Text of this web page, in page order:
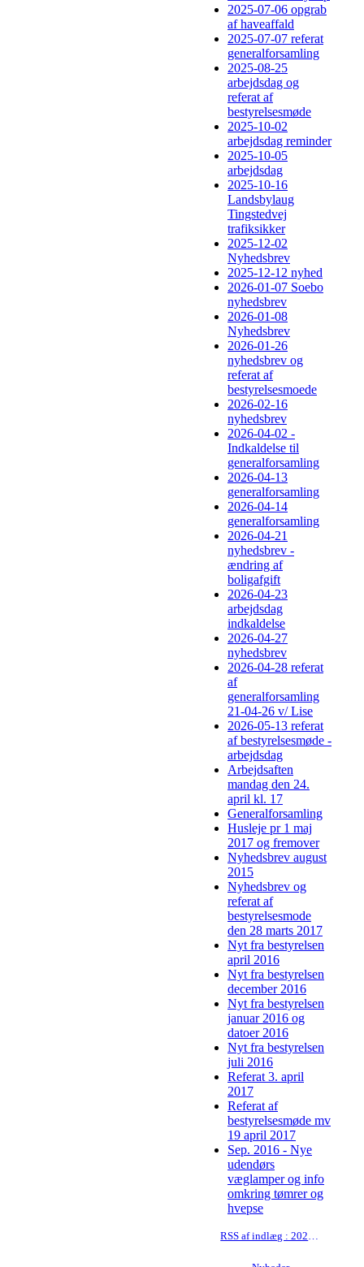
2025-07-06 opgrab
af haveaffald
2025-07-07 referat
generalforsamling
2025-08-25
arbejdsdag og
referat af
bestyrelsesmøde
2025-10-02
arbejdsdag reminder
2025-10-05
arbejdsdag
2025-10-16
Landsbylaug
Tingstedvej
trafiksikker
2025-12-02
Nyhedsbrev
2025-12-12 nyhed
2026-01-07 Soebo
nyhedsbrev
2026-01-08
Nyhedsbrev
2026-01-26
nyhedsbrev og
referat af
bestyrelsesmoede
2026-02-16
nyhedsbrev
2026-04-02 -
Indkaldelse til
generalforsamling
2026-04-13
generalforsamling
2026-04-14
generalforsamling
2026-04-21
nyhedsbrev -
ændring af
boligafgift
2026-04-23
arbejdsdag
indkaldelse
2026-04-27
nyhedsbrev
2026-04-28 referat
af
generalforsamling
21-04-26 v/ Lise
2026-05-13 referat
af bestyrelsesmøde -
arbejdsdag
Arbejdsaften
mandag den 24.
april kl. 17
Generalforsamling
Husleje pr 1 maj
2017 og fremover
Nyhedsbrev august
2015
Nyhedsbrev og
referat af
bestyrelsesmode
den 28 marts 2017
Nyt fra bestyrelsen
april 2016
Nyt fra bestyrelsen
december 2016
Nyt fra bestyrelsen
januar 2016 og
datoer 2016
Nyt fra bestyrelsen
juli 2016
Referat 3. april
2017
Referat af
bestyrelsesmøde mv
19 april 2017
Sep. 2016 - Nye
udendørs
væglamper og info
omkring tømrer og
hvepse
RSS af indlæg : 2024-09-13 indkaldelse til ekstraordinær generalforsamling